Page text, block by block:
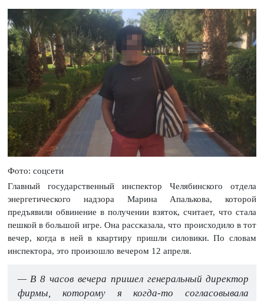
Фото: соцсети
Главный государственный инспектор Челябинского отдела
энергетического надзора Марина Апалькова, которой
предъявили обвинение в получении взяток, считает, что стала
пешкой в большой игре. Она рассказала, что происходило в тот
вечер, когда в ней в квартиру пришли силовики. По словам
инспектора, это произошло вечером 12 апреля.
— В 8 часов вечера пришел генеральный директор
фирмы, которому я когда-то согласовывала